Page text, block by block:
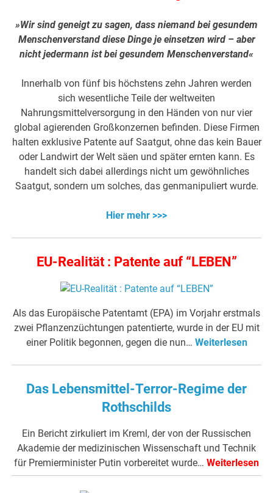
»Wir sind geneigt zu sagen, dass niemand bei gesundem
Menschenverstand diese Dinge je einsetzen wird – aber
nicht jedermann ist bei gesundem Menschenverstand«
Innerhalb von fünf bis höchstens zehn Jahren werden
sich wesentliche Teile der weltweiten
Nahrungsmittelversorgung in den Händen von nur vier
global agierenden Großkonzernen befinden. Diese Firmen
halten exklusive Patente auf Saatgut, ohne das kein Bauer
oder Landwirt der Welt säen und später ernten kann. Es
handelt sich dabei allerdings nicht um gewöhnliches
Saatgut, sondern um solches, das genmanipuliert wurde.
Hier mehr >>>
EU-Realität : Patente auf “LEBEN”
Als das Europäische Patentamt (EPA) im Vorjahr erstmals
zwei Pflanzenzüchtungen patentierte, wurde in der EU mit
einer Politik begonnen, gegen die nun… Weiterlesen
Das Lebensmittel-Terror-Regime der
Rothschilds
Ein Bericht zirkuliert im Kreml, der von der Russischen
Akademie der medizinischen Wissenschaft und Technik
für Premierminister Putin vorbereitet wurde… Weiterlesen